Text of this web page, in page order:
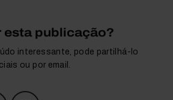
esta publicação?
interessante, pode partilhá-lo
ou por email.